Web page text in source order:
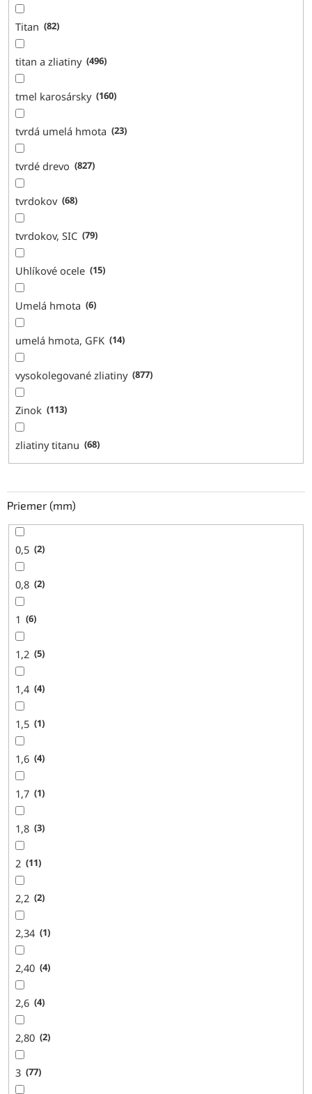
Titan 82
titan a zliatiny 496
tmel karosársky 160
tvrdá umelá hmota 23
tvrdé drevo 827
tvrdokov 68
tvrdokov, SIC 79
Uhlíkové ocele 15
Umelá hmota 6
umelá hmota, GFK 14
vysokolegované zliatiny 877
Zinok 113
zliatiny titanu 68
Priemer (mm)
0,5 2
0,8 2
1 6
1,2 5
1,4 4
1,5 1
1,6 4
1,7 1
1,8 3
2 11
2,2 2
2,34 1
2,40 4
2,6 4
2,80 2
3 77